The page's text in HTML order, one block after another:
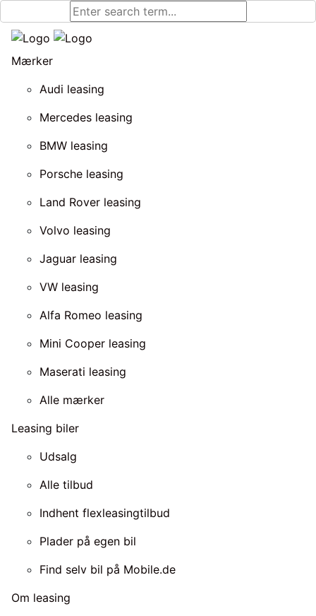
Mærker
Audi leasing
Mercedes leasing
BMW leasing
Porsche leasing
Land Rover leasing
Volvo leasing
Jaguar leasing
VW leasing
Alfa Romeo leasing
Mini Cooper leasing
Maserati leasing
Alle mærker
Leasing biler
Udsalg
Alle tilbud
Indhent flexleasingtilbud
Plader på egen bil
Find selv bil på Mobile.de
Om leasing